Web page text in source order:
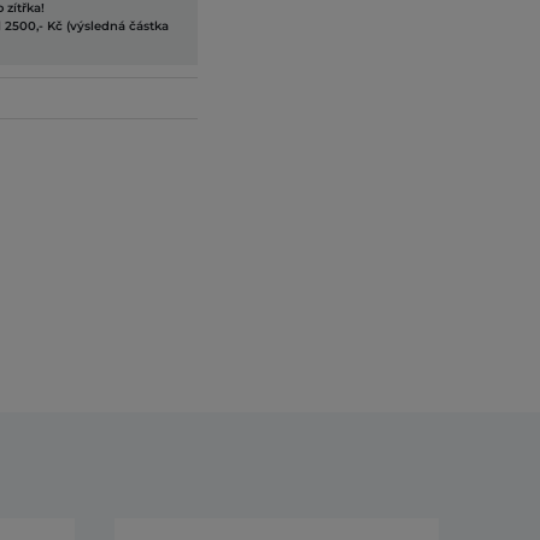
zítřka!
Kč (výsledná částka